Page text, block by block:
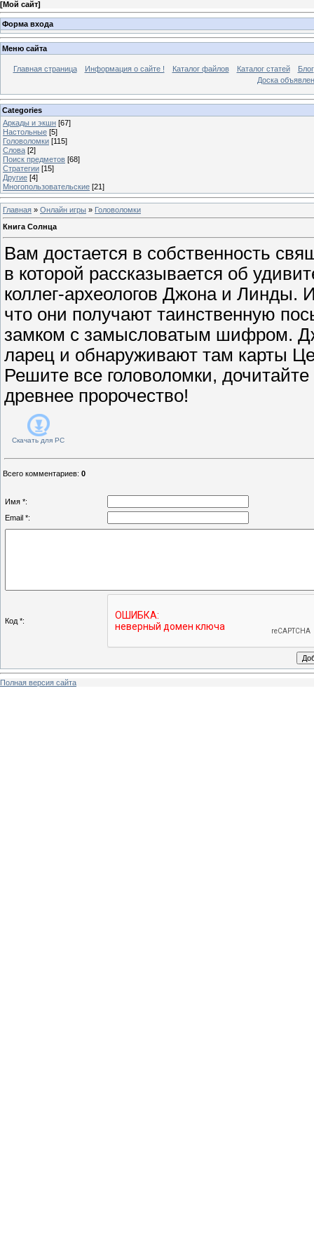
[Мой сайт]
Форма входа
Меню сайта
Главная страница Информация о сайте ! Каталог файлов Каталог статей
Блог
Доска
Categories
Аркады и экшн [67]
Настольные [5]
Головоломки [115]
Слова [2]
Поиск предметов [68]
Стратегии [15]
Другие [4]
Многопользовательские [21]
Главная » Онлайн игры » Головоломки
Книга Солнца
Вам достается в собственность
в которой рассказывается об
коллег-археологов Джона и Линды.
что они получают таинственную
замком с замысловатым шифром.
ларец и обнаруживают там карты
Решите все головоломки, дочитайте
древнее пророчество!
Скачать для PC
Всего комментариев: 0
Имя *:
Email *:
Код *:
Полная версия сайта